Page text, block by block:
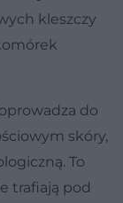
kleszczy
do
skóry,
To
trafiają pod